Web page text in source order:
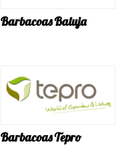
Barbacoas Baluja
Barbacoas Tepro